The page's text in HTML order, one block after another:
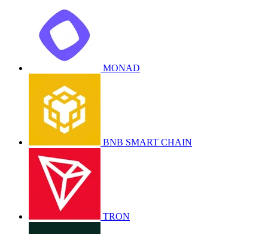
MONAD
BNB SMART CHAIN
TRON